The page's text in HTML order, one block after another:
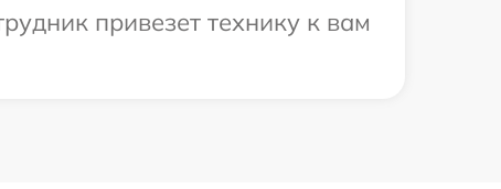
привезет технику к вам